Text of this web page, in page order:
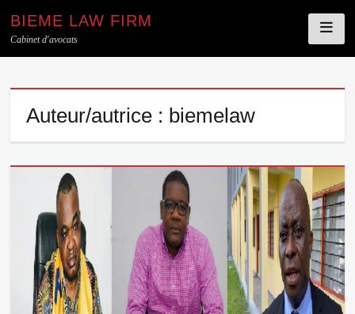
content
BIEME LAW FIRM
Cabinet d'avocats
Auteur/autrice : biemelaw